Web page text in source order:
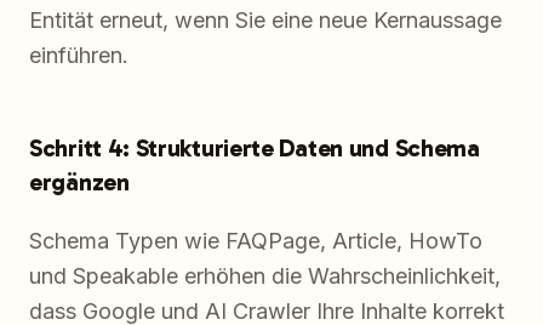
Entität erneut, wenn Sie eine neue Kernaussage
einführen.
Schritt 4: Strukturierte Daten und Schema
ergänzen
Schema Typen wie FAQPage, Article, HowTo
und Speakable erhöhen die Wahrscheinlichkeit,
dass Google und AI Crawler Ihre Inhalte korrekt